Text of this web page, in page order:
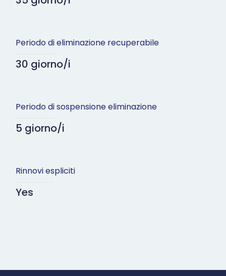
Periodo di eliminazione recuperabile
30 giorno/i
Periodo di sospensione eliminazione
5 giorno/i
Rinnovi espliciti
Yes